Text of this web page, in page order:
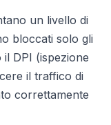
un livello di
bloccati solo gli
DPI (ispezione
il traffico di
correttamente